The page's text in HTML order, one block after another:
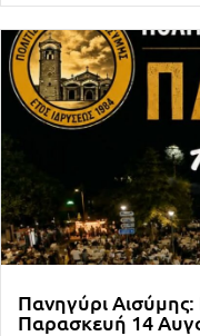
Πανηγύρι
Παρασκευή 14